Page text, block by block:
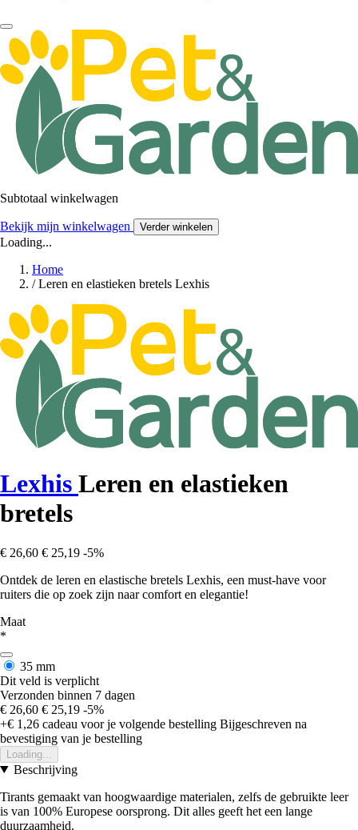
Subtotaal winkelwagen
Bekijk mijn winkelwagen Verder winkelen
Loading...
Home
/ Leren en elastieken bretels Lexhis
Lexhis Leren en elastieken
bretels
€ 26,60 € 25,19 -5%
Ontdek de leren en elastische bretels Lexhis, een must-have voor
ruiters die op zoek zijn naar comfort en elegantie!
Maat
*
35 mm
Dit veld is verplicht
Verzonden binnen 7 dagen
€ 26,60 € 25,19 -5%
+€ 1,26 cadeau voor je volgende bestelling Bijgeschreven na
bevestiging van je bestelling
Loading...
Beschrijving
Tirants gemaakt van hoogwaardige materialen, zelfs de gebruikte leer
is van 100% Europese oorsprong. Dit alles geeft het een lange
duurzaamheid.